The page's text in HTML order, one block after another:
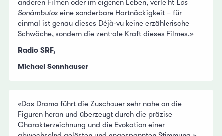
anderen Filmen oder im eigenen Leben, verleiht Los
Sonámbulos eine sonderbare Hartnäckigkeit – für
einmal ist genau dieses Déjà-vu keine erzählerische
Schwäche, sondern die zentrale Kraft dieses Filmes.»
Radio SRF,
Michael Sennhauser
«Das Drama führt die Zuschauer sehr nahe an die
Figuren heran und überzeugt durch die präzise
Charakterzeichnung und die Evokation einer